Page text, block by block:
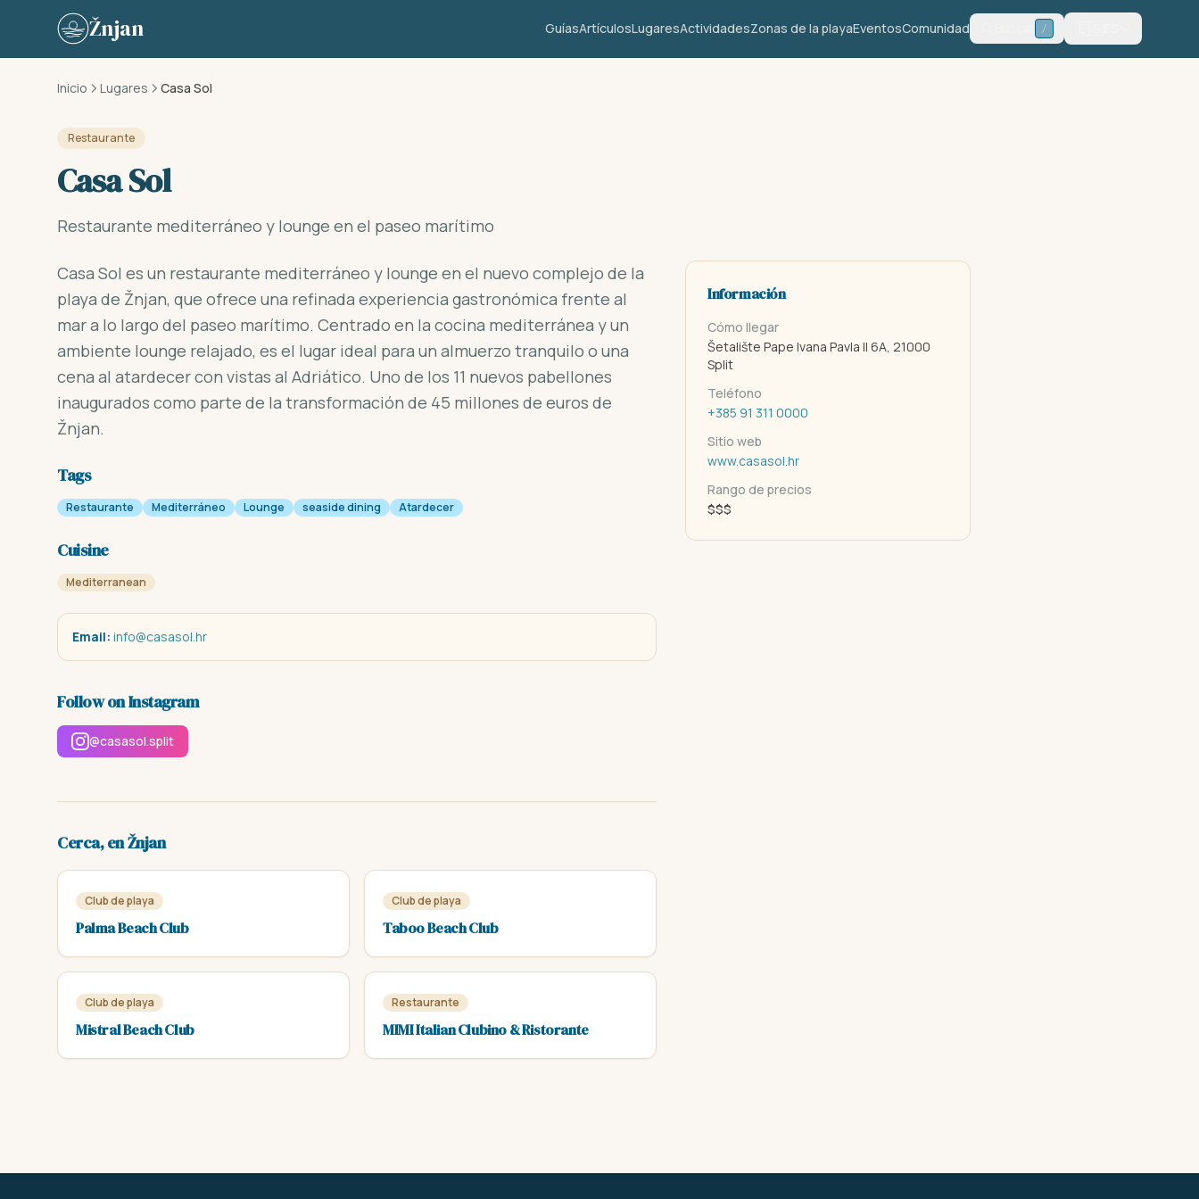
Skip to content
Žnjan GuíasArtículosLugaresActividadesZonas de la playaEventosComunidad /
Inicio Lugares Casa Sol
Restaurante
Casa Sol
Restaurante mediterráneo y lounge en el paseo marítimo
Casa Sol es un restaurante mediterráneo y lounge en el nuevo complejo de la
playa de Žnjan, que ofrece una refinada experiencia gastronómica frente al
mar a lo largo del paseo marítimo. Centrado en la cocina mediterránea y un
ambiente lounge relajado, es el lugar ideal para un almuerzo tranquilo o una
cena al atardecer con vistas al Adriático. Uno de los 11 nuevos pabellones
inaugurados como parte de la transformación de 45 millones de euros de
Žnjan.
Tags
Restaurante Mediterráneo Lounge seaside dining Atardecer
Cuisine
Mediterranean
Email: info@casasol.hr
Follow on Instagram
@casasol.split
Cerca, en Žnjan
Club de playa
Palma Beach Club
Club de playa
Taboo Beach Club
Club de playa
Mistral Beach Club
Restaurante
MIMI Italian Clubino & Ristorante
Información
Cómo llegar
Šetalište Pape Ivana Pavla II 6A, 21000
Split
Teléfono
+385 91 311 0000
Sitio web
www.casasol.hr
Rango de precios
$$$